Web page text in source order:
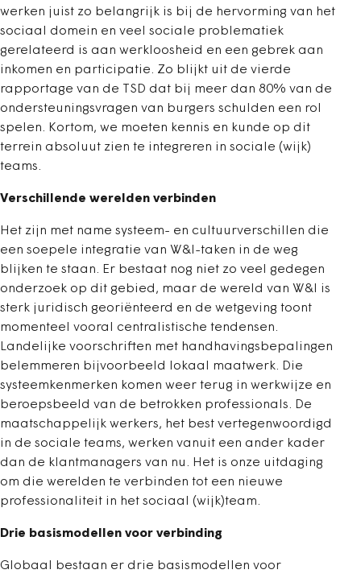
werken juist zo belangrijk is bij de hervorming van het
sociaal domein en veel sociale problematiek
gerelateerd is aan werkloosheid en een gebrek aan
inkomen en participatie. Zo blijkt uit de vierde
rapportage van de TSD dat bij meer dan 80% van de
ondersteuningsvragen van burgers schulden een rol
spelen. Kortom, we moeten kennis en kunde op dit
terrein absoluut zien te integreren in sociale (wijk)
teams.
Verschillende werelden verbinden
Het zijn met name systeem- en cultuurverschillen die
een soepele integratie van W&I-taken in de weg
blijken te staan. Er bestaat nog niet zo veel gedegen
onderzoek op dit gebied, maar de wereld van W&I is
sterk juridisch georiënteerd en de wetgeving toont
momenteel vooral centralistische tendensen.
Landelijke voorschriften met handhavingsbepalingen
belemmeren bijvoorbeeld lokaal maatwerk. Die
systeemkenmerken komen weer terug in werkwijze en
beroepsbeeld van de betrokken professionals. De
maatschappelijk werkers, het best vertegenwoordigd
in de sociale teams, werken vanuit een ander kader
dan de klantmanagers van nu. Het is onze uitdaging
om die werelden te verbinden tot een nieuwe
professionaliteit in het sociaal (wijk)team.
Drie basismodellen voor verbinding
Globaal bestaan er drie basismodellen voor